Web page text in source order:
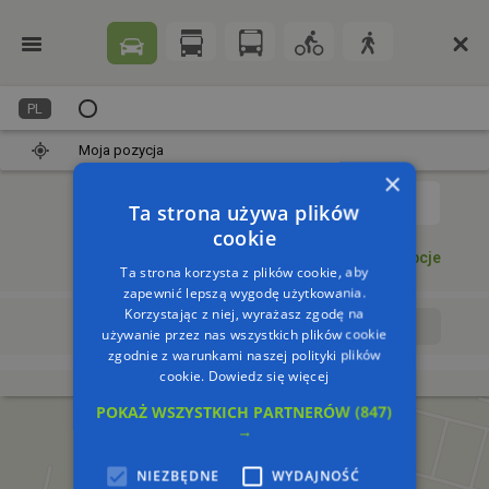
PL
Moja pozycja
Opcje
Wyrusz teraz Wyrusz o:
×
Ta strona używa plików
cookie
Ta strona korzysta z plików cookie, aby
zapewnić lepszą wygodę użytkowania.
Korzystając z niej, wyrażasz zgodę na
używanie przez nas wszystkich plików cookie
zgodnie z warunkami naszej polityki plików
cookie. Dowiedz się więcej
POKAŻ WSZYSTKICH PARTNERÓW(847)
→
NIEZBĘDNE WYDAJNOŚĆ